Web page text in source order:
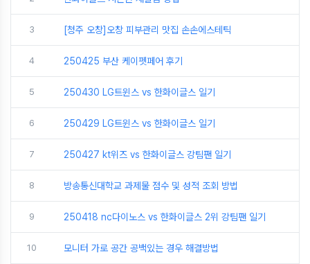
3 [청주 오창]오창 피부관리 맛집 손손에스테틱
4 250425 부산 케이펫페어 후기
5 250430 LG트윈스 vs 한화이글스 일기
6 250429 LG트윈스 vs 한화이글스 일기
7 250427 kt위즈 vs 한화이글스 강팀팬 일기
8 방송통신대학교 과제물 점수 및 성적 조회 방법
9 250418 nc다이노스 vs 한화이글스 2위 강팀팬 일기
10 모니터 가로 공간 공백있는 경우 해결방법